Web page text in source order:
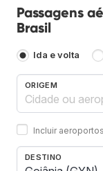
Passagens
Brasil
Ida e volta
ORIGEM
Incluir
DESTINO